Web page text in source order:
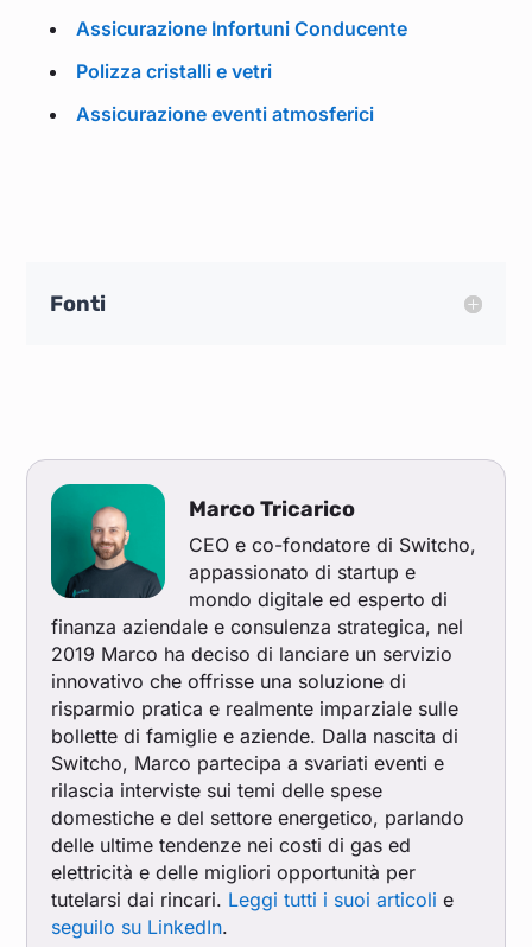
Assicurazione Infortuni Conducente
Polizza cristalli e vetri
Assicurazione eventi atmosferici
Fonti
Marco Tricarico
CEO e co-fondatore di Switcho,
appassionato di startup e
mondo digitale ed esperto di
finanza aziendale e consulenza strategica, nel
2019 Marco ha deciso di lanciare un servizio
innovativo che offrisse una soluzione di
risparmio pratica e realmente imparziale sulle
bollette di famiglie e aziende. Dalla nascita di
Switcho, Marco partecipa a svariati eventi e
rilascia interviste sui temi delle spese
domestiche e del settore energetico, parlando
delle ultime tendenze nei costi di gas ed
elettricità e delle migliori opportunità per
tutelarsi dai rincari. Leggi tutti i suoi articoli e
seguilo su LinkedIn.